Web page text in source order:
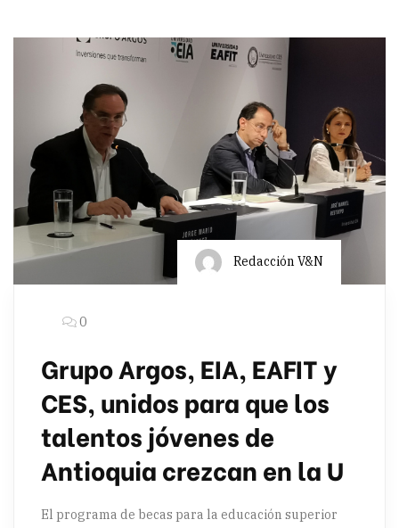
Redacción V&N
0
Grupo Argos, EIA, EAFIT y
CES, unidos para que los
talentos jóvenes de
Antioquia crezcan en la U
El programa de becas para la educación superior